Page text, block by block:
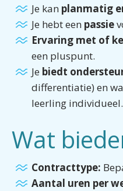
Je kan planmatig
Je hebt een passie
Ervaring met of
een pluspunt.
Je biedt
differentiatie) en
leerling individueel.
Wat
Contracttype:
Aantal uren per